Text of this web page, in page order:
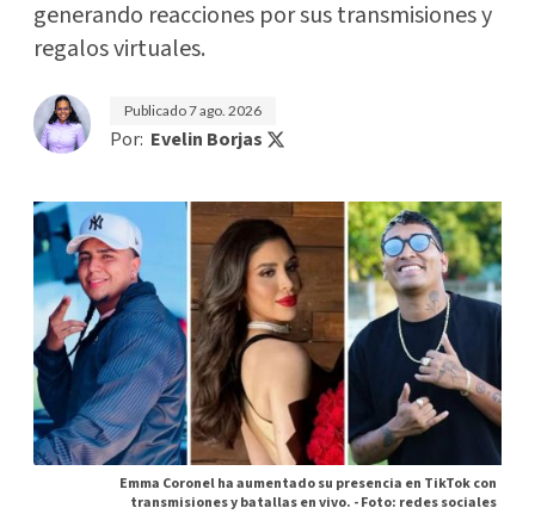
generando reacciones por sus transmisiones y
regalos virtuales.
Publicado7 ago. 2026
Por: Evelin Borjas
Emma Coronel ha aumentado su presencia en TikTok con
transmisiones y batallas en vivo. -Foto: redes sociales